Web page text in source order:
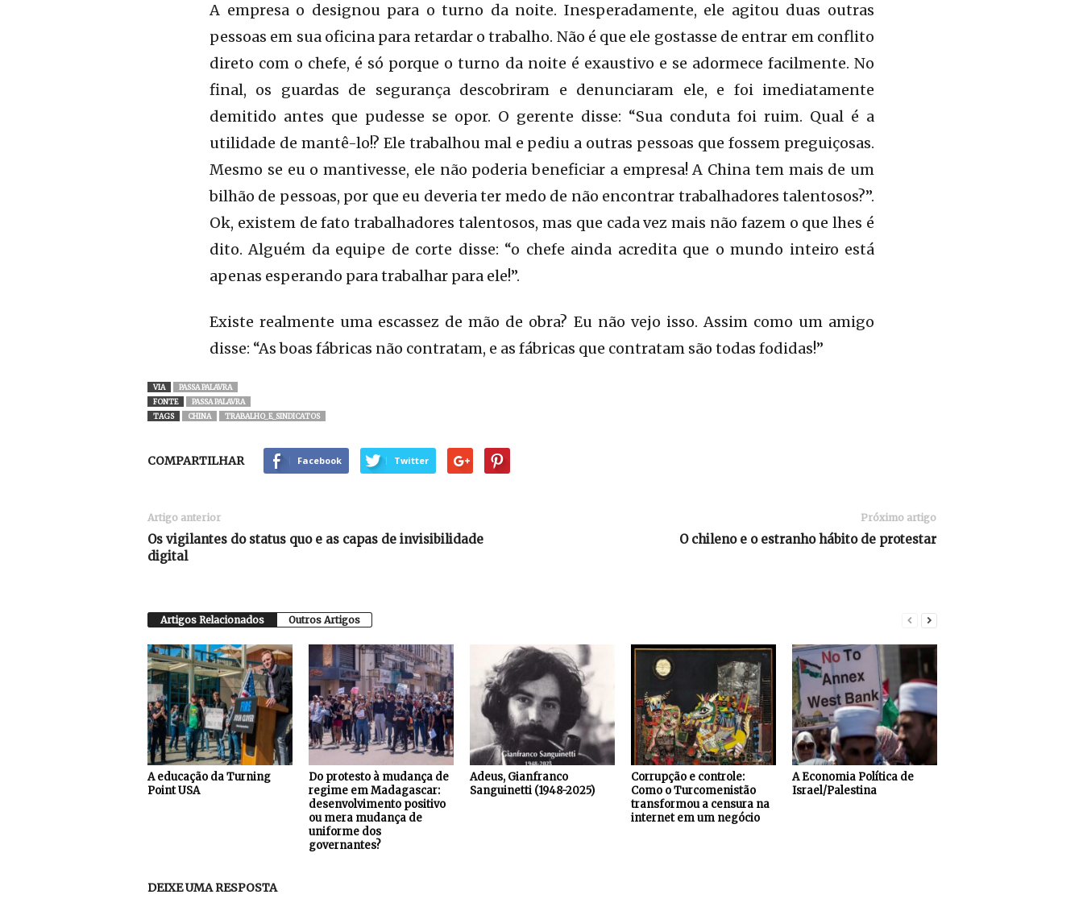
A empresa o designou para o turno da noite. Inesperadamente, ele agitou duas outras
pessoas em sua oficina para retardar o trabalho. Não é que ele gostasse de entrar em conflito
direto com o chefe, é só porque o turno da noite é exaustivo e se adormece facilmente. No
final, os guardas de segurança descobriram e denunciaram ele, e foi imediatamente
demitido antes que pudesse se opor. O gerente disse: “Sua conduta foi ruim. Qual é a
utilidade de mantê-lo!? Ele trabalhou mal e pediu a outras pessoas que fossem preguiçosas.
Mesmo se eu o mantivesse, ele não poderia beneficiar a empresa! A China tem mais de um
bilhão de pessoas, por que eu deveria ter medo de não encontrar trabalhadores talentosos?”.
Ok, existem de fato trabalhadores talentosos, mas que cada vez mais não fazem o que lhes é
dito. Alguém da equipe de corte disse: “o chefe ainda acredita que o mundo inteiro está
apenas esperando para trabalhar para ele!”.
Existe realmente uma escassez de mão de obra? Eu não vejo isso. Assim como um amigo
disse: “As boas fábricas não contratam, e as fábricas que contratam são todas fodidas!”
VIA
PASSA PALAVRA
FONTE
PASSA PALAVRA
TAGS
CHINA TRABALHO_E_SINDICATOS
COMPARTILHAR Facebook Twitter
Artigo anterior
Os vigilantes do status quo e as capas de invisibilidade
digital
Próximo artigo
O chileno e o estranho hábito de protestar
Artigos Relacionados Outros Artigos
A educação da Turning
Point USA
Do protesto à mudança de
regime em Madagascar:
desenvolvimento positivo
ou mera mudança de
uniforme dos
governantes?
Adeus, Gianfranco
Sanguinetti (1948-2025)
Corrupção e controle:
Como o Turcomenistão
transformou a censura na
internet em um negócio
A Economia Política de
Israel/Palestina
DEIXE UMA RESPOSTA